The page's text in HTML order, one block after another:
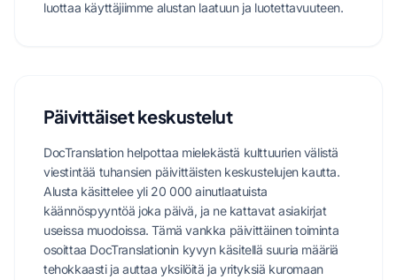
luottaa käyttäjiimme alustan laatuun ja luotettavuuteen.
Päivittäiset keskustelut
DocTranslation helpottaa mielekästä kulttuurien välistä
viestintää tuhansien päivittäisten keskustelujen kautta.
Alusta käsittelee yli 20 000 ainutlaatuista
käännöspyyntöä joka päivä, ja ne kattavat asiakirjat
useissa muodoissa. Tämä vankka päivittäinen toiminta
osoittaa DocTranslationin kyvyn käsitellä suuria määriä
tehokkaasti ja auttaa yksilöitä ja yrityksiä kuromaan